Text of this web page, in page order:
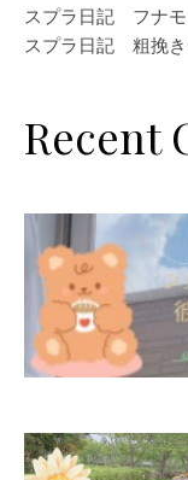
スプラ日記 フナモ
スプラ日記 粗挽き
Recent